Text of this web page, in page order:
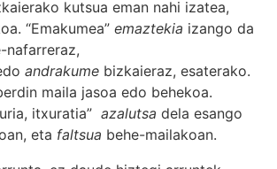
kutsua eman nahi izatea,
“Emakumea” emaztekia izango da
nafarreraz,
andrakume bizkaieraz, esaterako.
maila jasoa edo behekoa.
itxuratia” azalutsa dela esango
eta faltsua behe-mailakoan.